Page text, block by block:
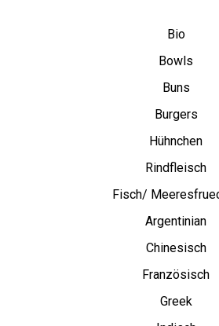
Bio
Bowls
Buns
Burgers
Hühnchen
Rindfleisch
Fisch/
Argentinian
Chinesisch
Französisch
Greek